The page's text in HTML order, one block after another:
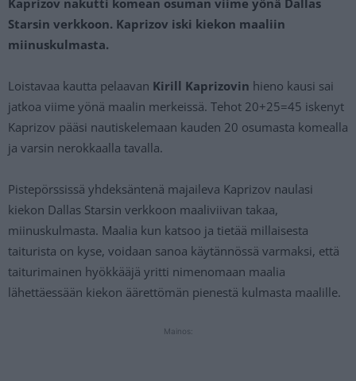
Kaprizov nakutti komean osuman viime yönä Dallas
Starsin verkkoon. Kaprizov iski kiekon maaliin
miinuskulmasta.
Loistavaa kautta pelaavan Kirill Kaprizovin hieno kausi sai
jatkoa viime yönä maalin merkeissä. Tehot 20+25=45 iskenyt
Kaprizov pääsi nautiskelemaan kauden 20 osumasta komealla
ja varsin nerokkaalla tavalla.
Pistepörssissä yhdeksäntenä majaileva Kaprizov naulasi
kiekon Dallas Starsin verkkoon maaliviivan takaa,
miinuskulmasta. Maalia kun katsoo ja tietää millaisesta
taiturista on kyse, voidaan sanoa käytännössä varmaksi, että
taiturimainen hyökkääjä yritti nimenomaan maalia
lähettäessään kiekon äärettömän pienestä kulmasta maalille.
Mainos: